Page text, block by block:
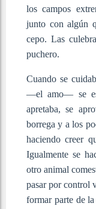
los campos
junto con algún
cepo. Las
puchero.
Cuando se
―el amo― se
apretaba, se
borrega y a los
haciendo creer
Igualmente se
otro animal
pasar por control
formar parte de